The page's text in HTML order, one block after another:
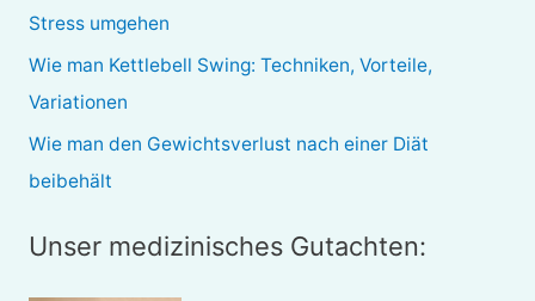
Stress umgehen
Wie man Kettlebell Swing: Techniken, Vorteile,
Variationen
Wie man den Gewichtsverlust nach einer Diät
beibehält
Unser medizinisches Gutachten: